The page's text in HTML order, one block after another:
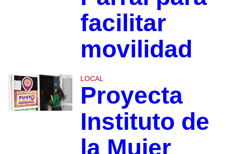
facilitar
movilidad
LOCAL
Proyecta
Instituto de
la Mujer